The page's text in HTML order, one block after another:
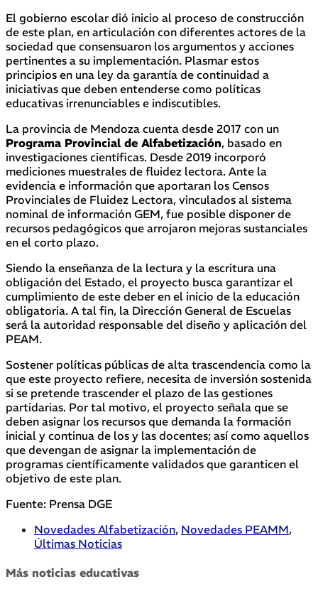
El gobierno escolar dió inicio al proceso de construcción
de este plan, en articulación con diferentes actores de la
sociedad que consensuaron los argumentos y acciones
pertinentes a su implementación. Plasmar estos
principios en una ley da garantía de continuidad a
iniciativas que deben entenderse como políticas
educativas irrenunciables e indiscutibles.
La provincia de Mendoza cuenta desde 2017 con un
Programa Provincial de Alfabetización, basado en
investigaciones científicas. Desde 2019 incorporó
mediciones muestrales de fluidez lectora. Ante la
evidencia e información que aportaran los Censos
Provinciales de Fluidez Lectora, vinculados al sistema
nominal de información GEM, fue posible disponer de
recursos pedagógicos que arrojaron mejoras sustanciales
en el corto plazo.
Siendo la enseñanza de la lectura y la escritura una
obligación del Estado, el proyecto busca garantizar el
cumplimiento de este deber en el inicio de la educación
obligatoria. A tal fin, la Dirección General de Escuelas
será la autoridad responsable del diseño y aplicación del
PEAM.
Sostener políticas públicas de alta trascendencia como la
que este proyecto refiere, necesita de inversión sostenida
si se pretende trascender el plazo de las gestiones
partidarias. Por tal motivo, el proyecto señala que se
deben asignar los recursos que demanda la formación
inicial y continua de los y las docentes; así como aquellos
que devengan de asignar la implementación de
programas científicamente validados que garanticen el
objetivo de este plan.
Fuente: Prensa DGE
Novedades Alfabetización, Novedades PEAMM,
Últimas Noticias
Más noticias educativas